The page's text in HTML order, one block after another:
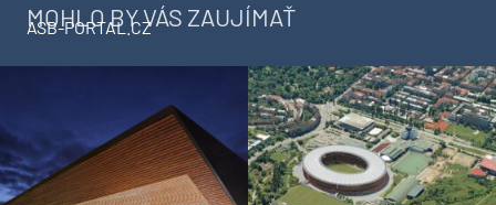
MOHLO BY VÁS ZAUJÍMAŤ
ASB-PORTAL.CZ